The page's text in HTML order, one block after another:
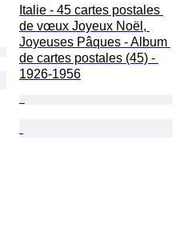
Italie - 45 cartes postales
de vœux Joyeux Noël,
Joyeuses Pâques - Album
de cartes postales (45) -
1926-1956